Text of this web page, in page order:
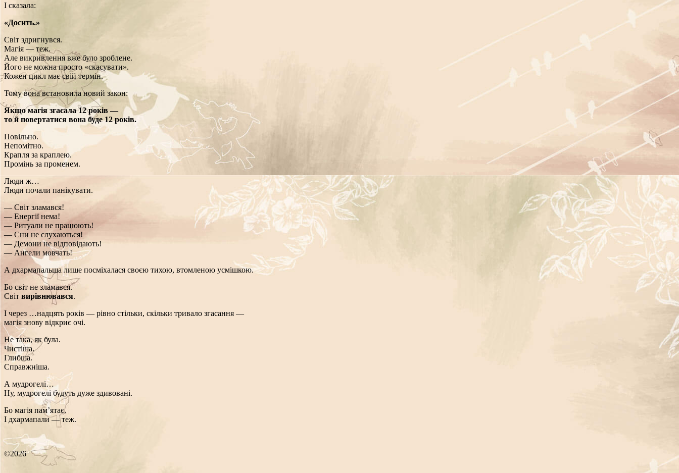
І сказала:
«Досить.»
Світ здригнувся.
Магія — теж.
Але викривлення вже було зроблене.
Його не можна просто «скасувати».
Кожен цикл має свій термін.
Тому вона встановила новий закон:
Якщо магія згасала 12 років —
то й повертатися вона буде 12 років.
Повільно.
Непомітно.
Крапля за краплею.
Промінь за променем.
Люди ж…
Люди почали панікувати.
— Світ зламався!
— Енергії нема!
— Ритуали не працюють!
— Сни не слухаються!
— Демони не відповідають!
— Ангели мовчать!
А дхармапальша лише посміхалася своєю тихою, втомленою усмішкою.
Бо світ не зламався.
Світ вирівнювався.
І через …надцять років — рівно стільки, скільки тривало згасання —
магія знову відкриє очі.
Не така, як була.
Чистіша.
Глибша.
Справжніша.
А мудрогелі…
Ну, мудрогелі будуть дуже здивовані.
Бо магія пам’ятає.
І дхармапали — теж.
©2026